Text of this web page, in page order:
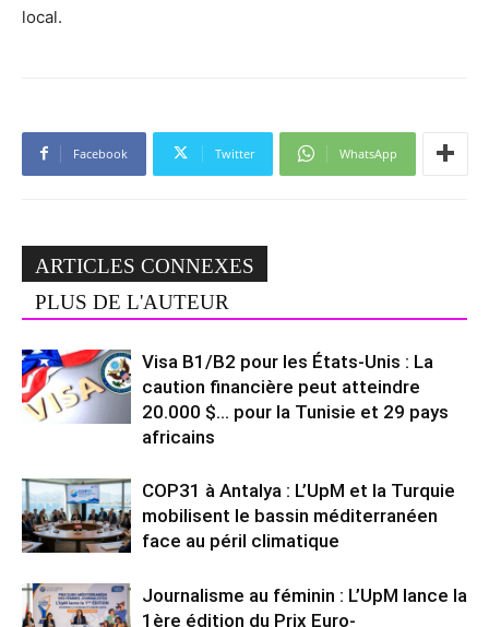
local.
Facebook Twitter WhatsApp
ARTICLES CONNEXES
PLUS DE L'AUTEUR
Visa B1/B2 pour les États-Unis : La
caution financière peut atteindre
20.000 $… pour la Tunisie et 29 pays
africains
COP31 à Antalya : L’UpM et la Turquie
mobilisent le bassin méditerranéen
face au péril climatique
Journalisme au féminin : L’UpM lance la
1ère édition du Prix Euro-